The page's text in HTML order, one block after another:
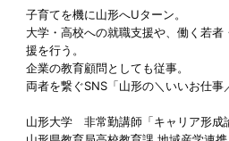
子育てを機に山形へUターン。
大学・高校への就職支援や、働く若
援を行う。
企業の教育顧問としても従事。
両者を繋ぐSNS「山形の＼いいお仕事
山形大学 非常勤講師「キャリア形成